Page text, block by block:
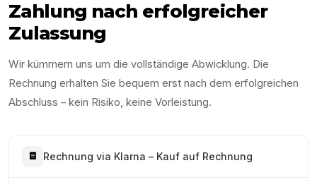
Zahlung nach erfolgreicher
Zulassung
Wir kümmern uns um die vollständige Abwicklung. Die
Rechnung erhalten Sie bequem erst nach dem erfolgreichen
Abschluss – kein Risiko, keine Vorleistung.
Rechnung via Klarna – Kauf auf Rechnung